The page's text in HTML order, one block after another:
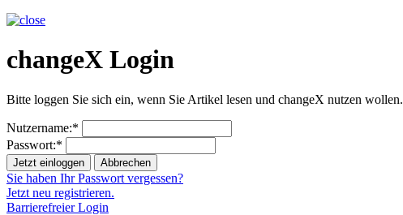
changeX Login
Bitte loggen Sie sich ein, wenn Sie Artikel lesen und changeX nutzen wollen.
Nutzername:*
Passwort:*
Jetzt einloggen Abbrechen
Sie haben Ihr Passwort vergessen?
Jetzt neu registrieren.
Barrierefreier Login